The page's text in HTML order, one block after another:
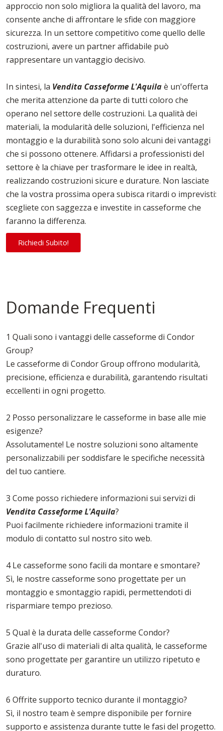
approccio non solo migliora la qualità del lavoro, ma
consente anche di affrontare le sfide con maggiore
sicurezza. In un settore competitivo come quello delle
costruzioni, avere un partner affidabile può
rappresentare un vantaggio decisivo.
In sintesi, la Vendita Casseforme L'Aquilaè un'offerta
che merita attenzione da parte di tutti coloro che
operano nel settore delle costruzioni. La qualità dei
materiali, la modularità delle soluzioni, l'efficienza nel
montaggio e la durabilità sono solo alcuni dei vantaggi
che si possono ottenere. Affidarsi a professionisti del
settore è la chiave per trasformare le idee in realtà,
realizzando costruzioni sicure e durature. Non lasciate
che la vostra prossima opera subisca ritardi o imprevisti:
scegliete con saggezza e investite in casseforme che
faranno la differenza.
Richiedi Subito!
Domande Frequenti
1 Quali sono i vantaggi delle casseforme di Condor
Group?
Le casseforme di Condor Group offrono modularità,
precisione, efficienza e durabilità, garantendo risultati
eccellenti in ogni progetto.
2 Posso personalizzare le casseforme in base alle mie
esigenze?
Assolutamente! Le nostre soluzioni sono altamente
personalizzabili per soddisfare le specifiche necessità
del tuo cantiere.
3 Come posso richiedere informazioni sui servizi di
Vendita Casseforme L'Aquila?
Puoi facilmente richiedere informazioni tramite il
modulo di contatto sul nostro sito web.
4 Le casseforme sono facili da montare e smontare?
Sì, le nostre casseforme sono progettate per un
montaggio e smontaggio rapidi, permettendoti di
risparmiare tempo prezioso.
5 Qual è la durata delle casseforme Condor?
Grazie all'uso di materiali di alta qualità, le casseforme
sono progettate per garantire un utilizzo ripetuto e
duraturo.
6 Offrite supporto tecnico durante il montaggio?
Sì, il nostro team è sempre disponibile per fornire
supporto e assistenza durante tutte le fasi del progetto.